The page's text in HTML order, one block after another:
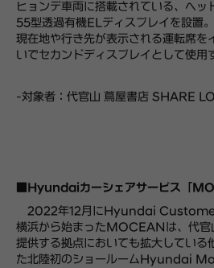
ヒョンデ車両に搭載されている、ヘ
55型透過有機ELディスプレイを設置。
現在地や行き先が表示される運転席
いでセカンドディスプレイとして使用
-対象者：代官山 蔦屋書店 SHARE
■Hyundaiカーシェアサービス「
2022年12月にHyundai
横浜から始まったMOCEANは、代
提供する拠点においても拡大している
た北陸初のショールームHyundai